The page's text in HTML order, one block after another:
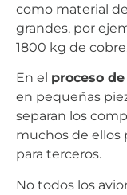
como material
grandes, por
1800 kg de
En el proceso
en pequeñas
separan los
muchos de ellos
para terceros.
No todos los